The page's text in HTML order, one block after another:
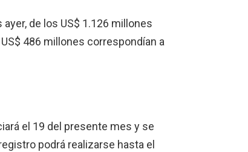
de los US$ 1.126 millones
486 millones correspondían a
el 19 del presente mes y se
podrá realizarse hasta el